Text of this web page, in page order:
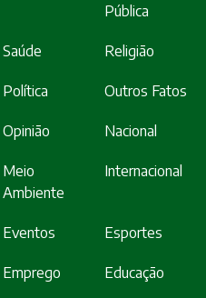
Pública
Saúde Religião
Política Outros Fatos
Opinião Nacional
Meio
Ambiente
Internacional
Eventos Esportes
Emprego Educação